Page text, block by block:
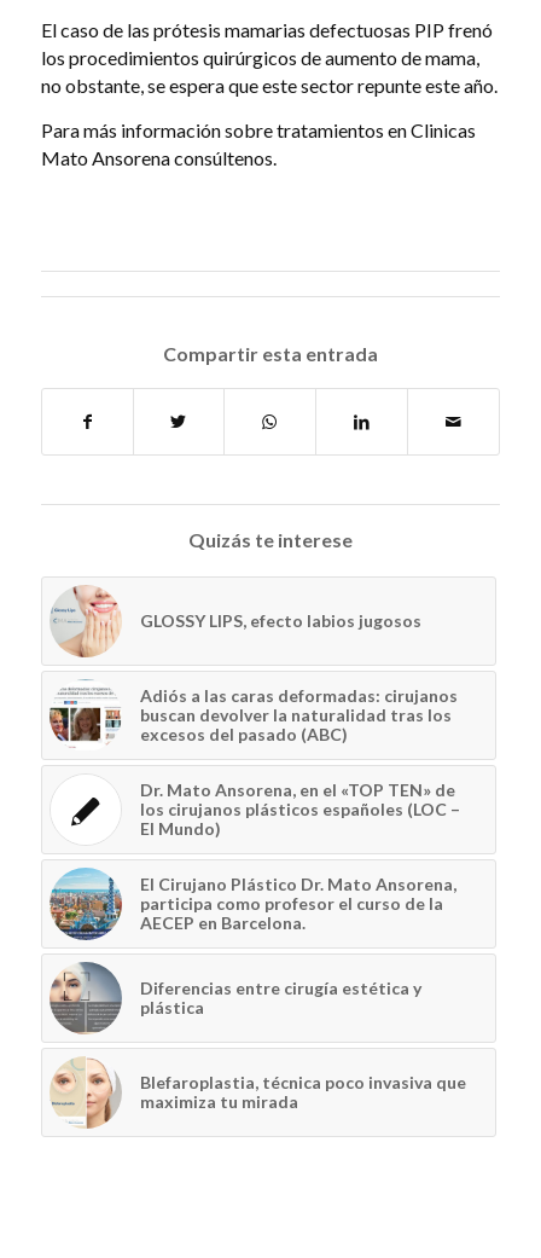
El caso de las prótesis mamarias defectuosas PIP frenó
los procedimientos quirúrgicos de aumento de mama,
no obstante, se espera que este sector repunte este año.
Para más información sobre tratamientos en Clinicas
Mato Ansorena consúltenos.
Compartir esta entrada
Quizás te interese
GLOSSY LIPS, efecto labios jugosos
Adiós a las caras deformadas: cirujanos
buscan devolver la naturalidad tras los
excesos del pasado (ABC)
Dr. Mato Ansorena, en el «TOP TEN» de
los cirujanos plásticos españoles (LOC –
El Mundo)
El Cirujano Plástico Dr. Mato Ansorena,
participa como profesor el curso de la
AECEP en Barcelona.
Diferencias entre cirugía estética y
plástica
Blefaroplastia, técnica poco invasiva que
maximiza tu mirada